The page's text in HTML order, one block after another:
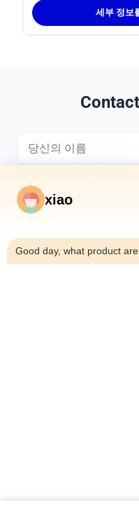
세부 정보
*
xiao
Good day, what product